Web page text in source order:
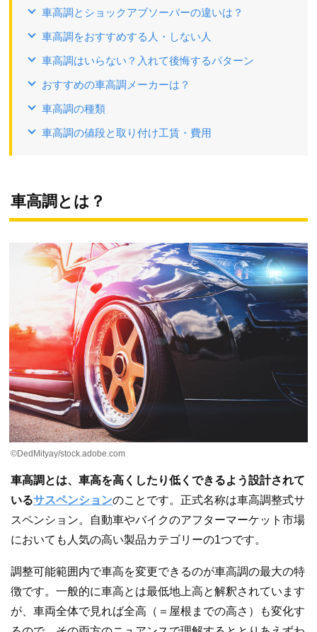
車高調とショックアブソーバーの違いは？
車高調をおすすめする人・しない人
車高調はいらない？入れて後悔するパターン
おすすめの車高調メーカーは？
車高調の種類
車高調の値段と取り付け工賃・費用
車高調とは？
©DedMityay/stock.adobe.com
車高調とは、車高を高くしたり低くできるよう設計されて
いるサスペンションのことです。正式名称は車高調整式サ
スペンション。自動車やバイクのアフターマーケット市場
においても人気の高い製品カテゴリーの1つです。
調整可能範囲内で車高を変更できるのが車高調の最大の特
徴です。一般的に車高とは最低地上高と解釈されています
が、車両全体で見れば全高（＝屋根までの高さ）も変化す